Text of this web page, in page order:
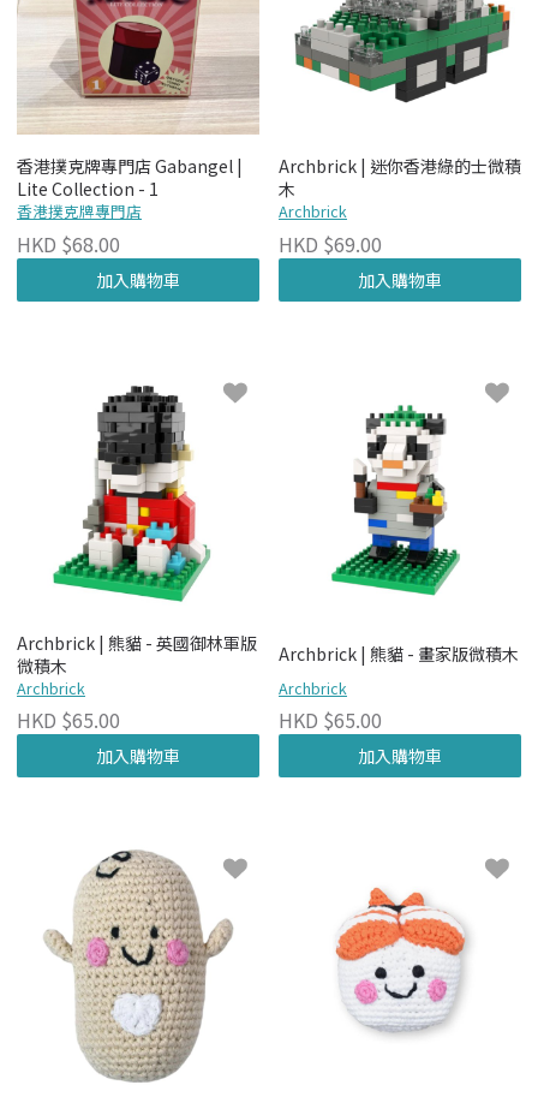
香港撲克牌專門店 Gabangel |
Lite Collection - 1
香港撲克牌專門店
HKD $68.00
加入購物車
Archbrick | 迷你香港綠的士微積
木
Archbrick
HKD $69.00
加入購物車
Archbrick | 熊貓 - 英國御林軍版
微積木
Archbrick
HKD $65.00
加入購物車
Archbrick | 熊貓 - 畫家版微積木
Archbrick
HKD $65.00
加入購物車